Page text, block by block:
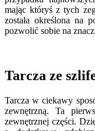
mając któryś z tych
została określona na
pozwolić sobie na
Tarcza ze
Tarcza w ciekawy
zewnętrzną. Ta
zewnętrznej części.